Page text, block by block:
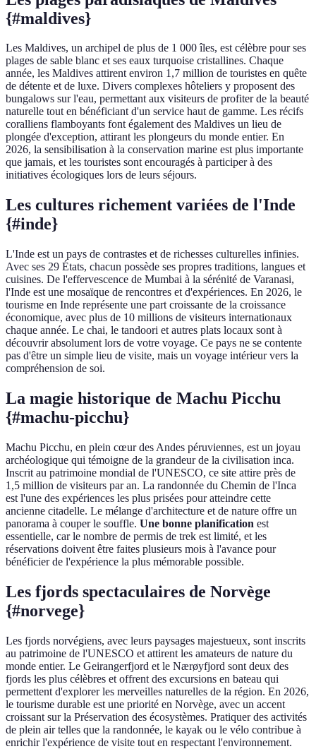
{#maldives}
Les Maldives, un archipel de plus de 1 000 îles, est célèbre pour ses
plages de sable blanc et ses eaux turquoise cristallines. Chaque
année, les Maldives attirent environ 1,7 million de touristes en quête
de détente et de luxe. Divers complexes hôteliers y proposent des
bungalows sur l'eau, permettant aux visiteurs de profiter de la beauté
naturelle tout en bénéficiant d'un service haut de gamme. Les récifs
coralliens flamboyants font également des Maldives un lieu de
plongée d'exception, attirant les plongeurs du monde entier. En
2026, la sensibilisation à la conservation marine est plus importante
que jamais, et les touristes sont encouragés à participer à des
initiatives écologiques lors de leurs séjours.
Les cultures richement variées de l'Inde
{#inde}
L'Inde est un pays de contrastes et de richesses culturelles infinies.
Avec ses 29 États, chacun possède ses propres traditions, langues et
cuisines. De l'effervescence de Mumbai à la sérénité de Varanasi,
l'Inde est une mosaïque de rencontres et d'expériences. En 2026, le
tourisme en Inde représente une part croissante de la croissance
économique, avec plus de 10 millions de visiteurs internationaux
chaque année. Le chai, le tandoori et autres plats locaux sont à
découvrir absolument lors de votre voyage. Ce pays ne se contente
pas d'être un simple lieu de visite, mais un voyage intérieur vers la
compréhension de soi.
La magie historique de Machu Picchu
{#machu-picchu}
Machu Picchu, en plein cœur des Andes péruviennes, est un joyau
archéologique qui témoigne de la grandeur de la civilisation inca.
Inscrit au patrimoine mondial de l'UNESCO, ce site attire près de
1,5 million de visiteurs par an. La randonnée du Chemin de l'Inca
est l'une des expériences les plus prisées pour atteindre cette
ancienne citadelle. Le mélange d'architecture et de nature offre un
panorama à couper le souffle. Une bonne planification est
essentielle, car le nombre de permis de trek est limité, et les
réservations doivent être faites plusieurs mois à l'avance pour
bénéficier de l'expérience la plus mémorable possible.
Les fjords spectaculaires de Norvège
{#norvege}
Les fjords norvégiens, avec leurs paysages majestueux, sont inscrits
au patrimoine de l'UNESCO et attirent les amateurs de nature du
monde entier. Le Geirangerfjord et le Nærøyfjord sont deux des
fjords les plus célèbres et offrent des excursions en bateau qui
permettent d'explorer les merveilles naturelles de la région. En 2026,
le tourisme durable est une priorité en Norvège, avec un accent
croissant sur la Préservation des écosystèmes. Pratiquer des activités
de plein air telles que la randonnée, le kayak ou le vélo contribue à
enrichir l'expérience de visite tout en respectant l'environnement.